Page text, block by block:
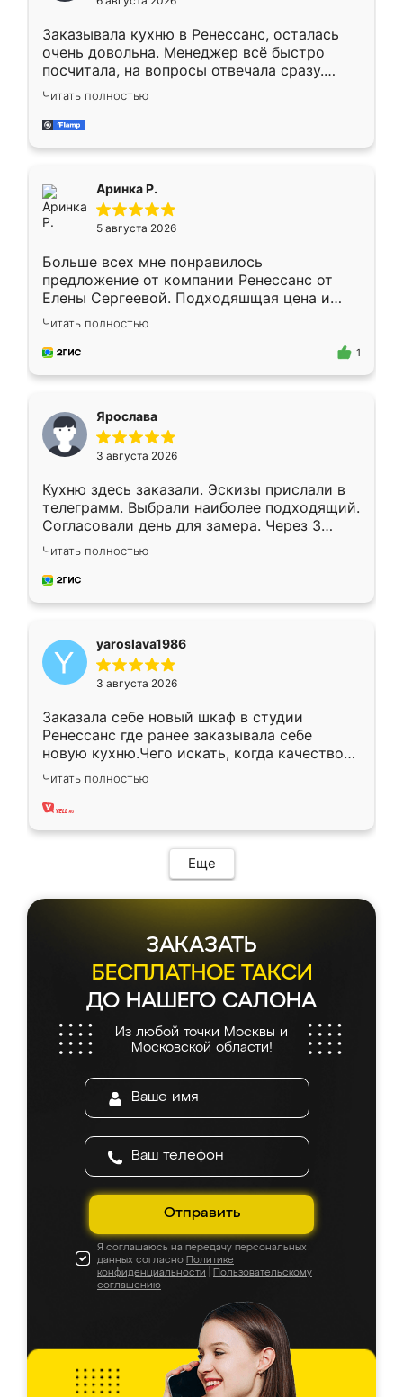
мебели буду заказывать только здесь.
Заказывала кухню в Ренессанс, осталась
очень довольна. Менеджер всё быстро
посчитала, на вопросы отвечала сразу.
Замерщик приехал в субботу, подошёл к
делу со всей ответственностью. Собрали
за день, ребята работали аккуратно, даже
Читать полностью
Аринка Р.
5 августа 2026
Больше всех мне понравилось
предложение от компании Ренессанс от
Елены Сергеевой. Подходяшщая цена и
короткие сроки изготовления. Приехавший
для замера сотрудник Владислав
предложил по моему эскизу самый
Читать полностью
1
Ярослава
3 августа 2026
Кухню здесь заказали. Эскизы прислали в
телеграмм. Выбрали наиболее подходящий.
Согласовали день для замера. Через 3
недели кухня была уже готова. Остались
довольны работой. Спасибо Ренессанс
мебель за качественную работу!
Читать полностью
yaroslava1986
3 августа 2026
Заказала себе новый шкаф в студии
Ренессанс где ранее заказывала себе
новую кухню.Чего искать, когда качеством
вполне довольна. Служит кухня уже почти
два года, нареканий нет.
Читать полностью
Еще
ЗАКАЗАТЬ
БЕСПЛАТНОЕ ТАКСИ
ДО НАШЕГО САЛОНА
Из любой точки Москвы и
Московской области!
Отправить
Я соглашаюсь на передачу персональных
данных согласно Политике
конфиденциальности
Пользовательскому
соглашению